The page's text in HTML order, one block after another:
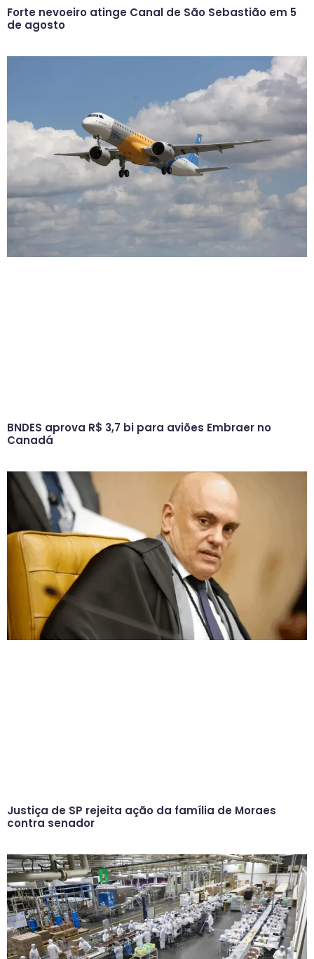
Forte nevoeiro atinge Canal de São Sebastião em 5
de agosto
BNDES aprova R$ 3,7 bi para aviões Embraer no
Canadá
Justiça de SP rejeita ação da família de Moraes
contra senador